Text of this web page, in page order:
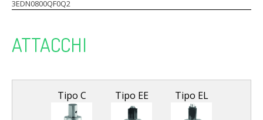
3EDN0800QF0Q2
ATTACCHI
Tipo C Tipo EE Tipo EL